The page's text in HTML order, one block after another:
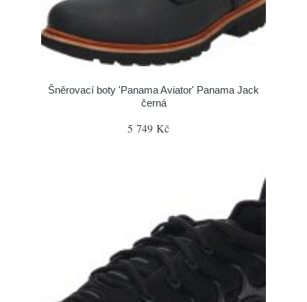
Šněrovací boty 'Panama Aviator' Panama Jack
černá
5 749 Kč